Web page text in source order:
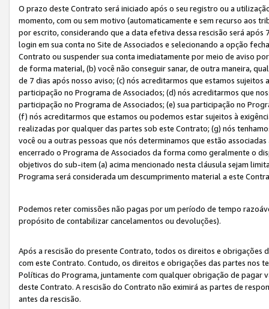
O prazo deste Contrato será iniciado após o seu registro ou a
momento, com ou sem motivo (automaticamente e sem recurso aos
por escrito, considerando que a data efetiva dessa rescisão será
login em sua conta no Site de Associados e selecionando a opção
Contrato ou suspender sua conta imediatamente por meio de aviso
de forma material, (b) você não conseguir sanar, de outra maneira,
de 7 dias após nosso aviso; (c) nós acreditarmos que estamos
participação no Programa de Associados; (d) nós acreditarmos que
participação no Programa de Associados; (e) sua participação no
(f) nós acreditarmos que estamos ou podemos estar sujeitos à
realizadas por qualquer das partes sob este Contrato; (g) nós
você ou a outras pessoas que nós determinamos que estão
encerrado o Programa de Associados da forma como geralmente o
objetivos do sub-item (a) acima mencionado nesta cláusula sejam
Programa será considerada um descumprimento material a este
Podemos reter comissões não pagas por um período de tempo
propósito de contabilizar cancelamentos ou devoluções).
Após a rescisão do presente Contrato, todos os direitos e obrigações
com este Contrato. Contudo, os direitos e obrigações das partes nos
Políticas do Programa, juntamente com qualquer obrigação de
deste Contrato. A rescisão do Contrato não eximirá as partes de
antes da rescisão.